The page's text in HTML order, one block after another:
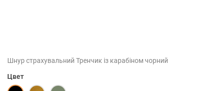
Шнур страхувальний Тренчик із карабіном чорний
Цвет